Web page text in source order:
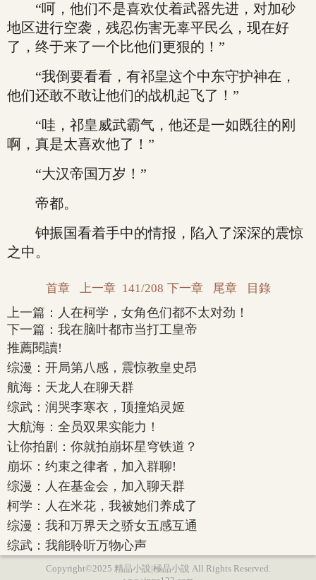
“呵，他们不是喜欢仗着武器先进，对加砂
地区进行空袭，残忍伤害无辜平民么，现在好
了，终于来了一个比他们更狠的！”
“我倒要看看，有祁皇这个中东守护神在，
他们还敢不敢让他们的战机起飞了！”
“哇，祁皇威武霸气，他还是一如既往的刚
啊，真是太喜欢他了！”
“大汉帝国万岁！”
帝都。
钟振国看着手中的情报，陷入了深深的震惊
之中。
首章 上一章 141/208 下一章 尾章 目錄
上一篇： 人在柯学，女角色们都不太对劲！
下一篇： 我在脑叶都市当打工皇帝
推薦閱讀!
综漫：开局第八感，震惊教皇史昂
航海：天龙人在聊天群
综武：润哭李寒衣，顶撞焰灵姬
大航海：全员双果实能力！
让你拍剧：你就拍崩坏星穹铁道？
崩坏：约束之律者，加入群聊!
综漫：人在基金会，加入聊天群
柯学：人在米花，我被她们养成了
综漫：我和万界天之骄女五感互通
综武：我能聆听万物心声
Copyright©2025 精品小說|極品小說 All Rights Reserved.